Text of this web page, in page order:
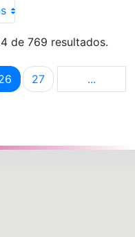
de 769 resultados.
Use TAB para
PáginaPágina
27 ...